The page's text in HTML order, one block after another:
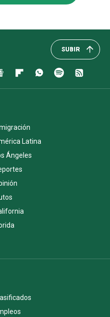
SUBIR
Latina
Ángeles